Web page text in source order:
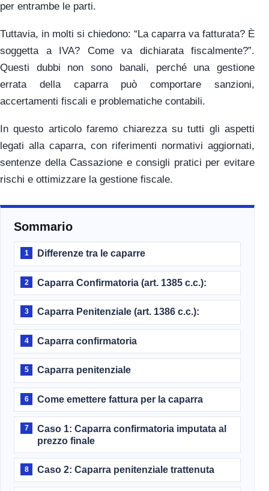
per entrambe le parti.
Tuttavia, in molti si chiedono: “La caparra va fatturata? È
soggetta a IVA? Come va dichiarata fiscalmente?”.
Questi dubbi non sono banali, perché una gestione
errata della caparra può comportare sanzioni,
accertamenti fiscali e problematiche contabili.
In questo articolo faremo chiarezza su tutti gli aspetti
legati alla caparra, con riferimenti normativi aggiornati,
sentenze della Cassazione e consigli pratici per evitare
rischi e ottimizzare la gestione fiscale.
Sommario
1 Differenze tra le caparre
2 Caparra Confirmatoria (art. 1385 c.c.):
3 Caparra Penitenziale (art. 1386 c.c.):
4 Caparra confirmatoria
5 Caparra penitenziale
6 Come emettere fattura per la caparra
7
Caso 1: Caparra confirmatoria imputata al
prezzo finale
8 Caso 2: Caparra penitenziale trattenuta